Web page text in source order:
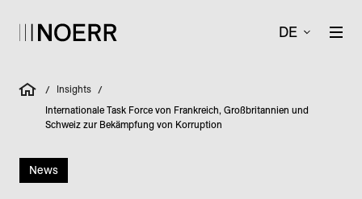
DE
/ Insights /
Internationale Task Force von Frankreich, Großbritannien und
Schweiz zur Bekämpfung von Korruption
News